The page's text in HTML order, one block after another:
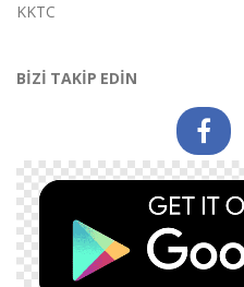
KKTC
BİZİ TAKİP EDİN